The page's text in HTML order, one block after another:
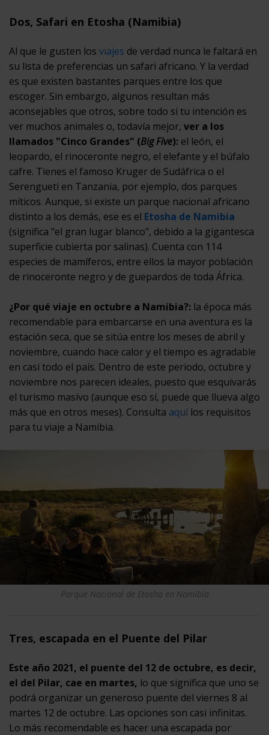
Dos, Safari en Etosha (Namibia)
Al que le gusten los viajes de verdad nunca le faltará en
su lista de preferencias un safari africano. Y la verdad
es que existen bastantes parques entre los que
escoger. Sin embargo, algunos resultan más
aconsejables que otros, sobre todo si tu intención es
ver muchos animales o, todavía mejor, ver a los
llamados "Cinco Grandes" (Big Five): el león, el
leopardo, el rinoceronte negro, el elefante y el búfalo
cafre. Tienes el famoso Kruger de Sudáfrica o el
Serengueti en Tanzania, por ejemplo, dos parques
míticos. Aunque, si existe un parque nacional africano
distinto a los demás, ese es el Etosha de Namibia
(significa "el gran lugar blanco", debido a la gigantesca
superficie cubierta por salinas). Cuenta con 114
especies de mamíferos, entre ellos la mayor población
de rinoceronte negro y de guepardos de toda África.
¿Por qué viaje en octubre a Namibia?: la época más
recomendable para embarcarse en una aventura es la
estación seca, que se sitúa entre los meses de abril y
noviembre, cuando hace calor y el tiempo es agradable
en casi todo el país. Dentro de este periodo, octubre y
noviembre nos parecen ideales, puesto que esquivarás
el turismo masivo (aunque eso sí, puede que llueva algo
más que en otros meses). Consulta aquí los requisitos
para tu viaje a Namibia.
Parque Nacional de Etosha en Namibia
Tres, escapada en el Puente del Pilar
Este año 2021, el puente del 12 de octubre, es decir,
el del Pilar, cae en martes, lo que significa que uno se
podrá organizar un generoso puente del viernes 8 al
martes 12 de octubre. Las opciones son casi infinitas.
Lo más recomendable es hacer una escapada por